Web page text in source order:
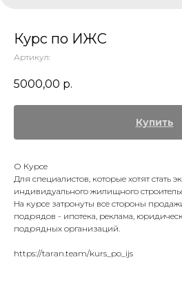
Курс по ИЖС
Артикул:
5000,00 р.
Купить
О Курсе
Для специалистов, которые хотят стать
индивидуального жилищного
На курсе затронуты все стороны
подрядов - ипотека, реклама,
подрядных организаций.
https://taran.team/kurs_po_ijs